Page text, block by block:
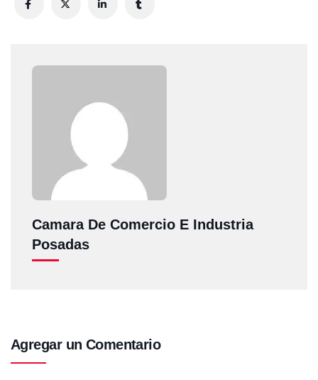
Camara De Comercio E Industria
Posadas
Agregar un Comentario